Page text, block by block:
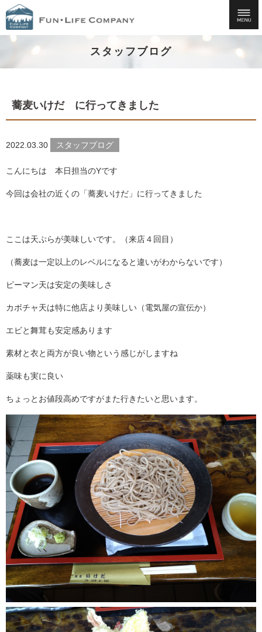
スタッフブログ
蕎麦いけだ に行ってきました
2022.03.30 スタッフブログ
こんにちは 本日担当のYです
今回は会社の近くの「蕎麦いけだ」に行ってきました
ここは天ぷらが美味しいです。（来店４回目）
（蕎麦は一定以上のレベルになると違いがわからないです）
ピーマン天は安定の美味しさ
カボチャ天は特に他店より美味しい（電気屋の宣伝か）
エビと舞茸も安定感あります
素材と衣と両方が良い物という感じがしますね
薬味も実に良い
ちょっとお値段高めですがまた行きたいと思います。